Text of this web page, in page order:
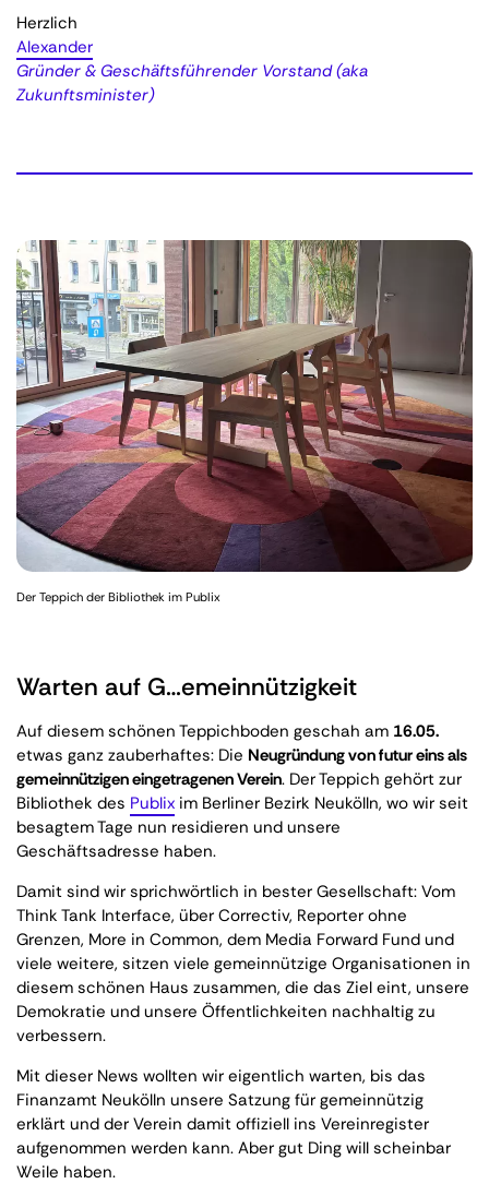
Herzlich
Alexander
Gründer & Geschäftsführender Vorstand (aka
Zukunftsminister)
Der Teppich der Bibliothek im Publix
Warten auf G…emeinnützigkeit
Auf diesem schönen Teppichboden geschah am 16.05.
etwas ganz zauberhaftes: Die Neugründung von futur eins als
gemeinnützigen eingetragenen Verein. Der Teppich gehört zur
Bibliothek des Publix im Berliner Bezirk Neukölln, wo wir seit
besagtem Tage nun residieren und unsere
Geschäftsadresse haben.
Damit sind wir sprichwörtlich in bester Gesellschaft: Vom
Think Tank Interface, über Correctiv, Reporter ohne
Grenzen, More in Common, dem Media Forward Fund und
viele weitere, sitzen viele gemeinnützige Organisationen in
diesem schönen Haus zusammen, die das Ziel eint, unsere
Demokratie und unsere Öffentlichkeiten nachhaltig zu
verbessern.
Mit dieser News wollten wir eigentlich warten, bis das
Finanzamt Neukölln unsere Satzung für gemeinnützig
erklärt und der Verein damit offiziell ins Vereinregister
aufgenommen werden kann. Aber gut Ding will scheinbar
Weile haben.